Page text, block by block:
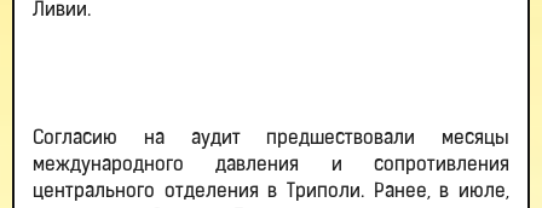
Ливии.
Согласию на аудит предшествовали месяцы
международного давления и сопротивления
центрального отделения в Триполи. Ранее, в июле,